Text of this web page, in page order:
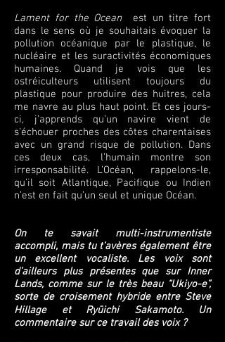
Lament for the Ocean est un titre fort
dans le sens où je souhaitais évoquer la
pollution océanique par le plastique, le
nucléaire et les suractivités économiques
humaines. Quand je vois que les
ostréiculteurs utilisent toujours du
plastique pour produire des huitres, cela
me navre au plus haut point. Et ces jours-
ci, j’apprends qu’un navire vient de
s’échouer proches des côtes charentaises
avec un grand risque de pollution. Dans
ces deux cas, l’humain montre son
irresponsabilité. L’Océan, rappelons-le,
qu’il soit Atlantique, Pacifique ou Indien
n’est en fait qu’un seul et unique Océan.
On te savait multi-instrumentiste
accompli, mais tu t’avères également être
un excellent vocaliste. Les voix sont
d’ailleurs plus présentes que sur Inner
Lands, comme sur le très beau “Ukiyo-e”,
sorte de croisement hybride entre Steve
Hillage et Ryūichi Sakamoto. Un
commentaire sur ce travail des voix ?